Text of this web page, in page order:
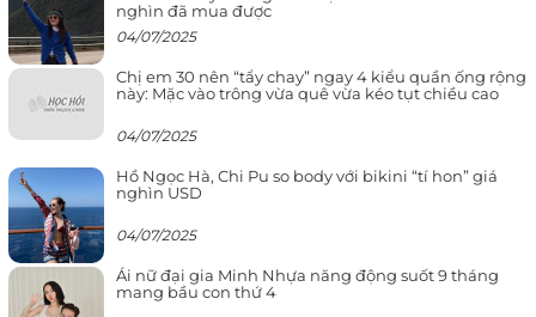
nghìn đã mua được
04/07/2025
Chị em 30 nên “tẩy chay” ngay 4 kiểu quần ống rộng
này: Mặc vào trông vừa quê vừa kéo tụt chiều cao
04/07/2025
Hồ Ngọc Hà, Chi Pu so body với bikini “tí hon” giá
nghìn USD
04/07/2025
Ái nữ đại gia Minh Nhựa năng động suốt 9 tháng
mang bầu con thứ 4